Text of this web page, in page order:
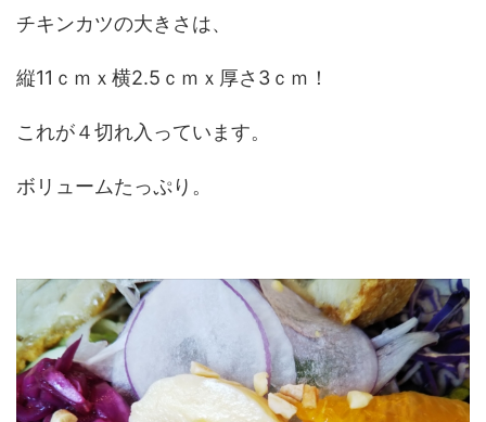
チキンカツの大きさは、
縦11ｃｍｘ横2.5ｃｍｘ厚さ3ｃｍ！
これが４切れ入っています。
ボリュームたっぷり。